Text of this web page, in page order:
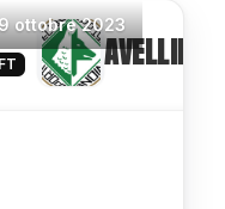
ottobre 2023
FT AVELLINO